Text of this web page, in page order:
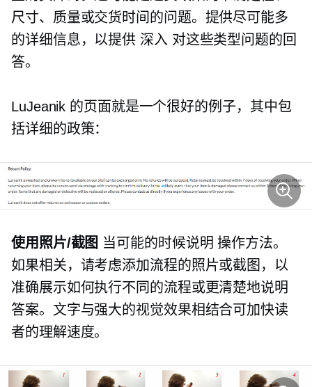
尺寸、质量或交货时间的问题。提供尽可能多
的详细信息，以提供 深入 对这些类型问题的回
答。
LuJeanik 的页面就是一个很好的例子，其中包
括详细的政策：
使用照片/截图 当可能的时候说明操作方法。
如果相关，请考虑添加流程的照片或截图，以
准确展示如何执行不同的流程或更清楚地说明
答案。文字与强大的视觉效果相结合可加快读
者的理解速度。